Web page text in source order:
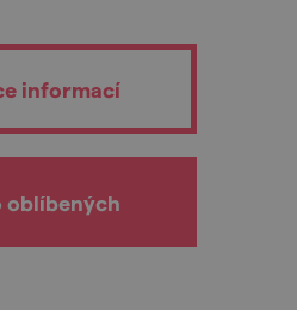
informací
oblíbených